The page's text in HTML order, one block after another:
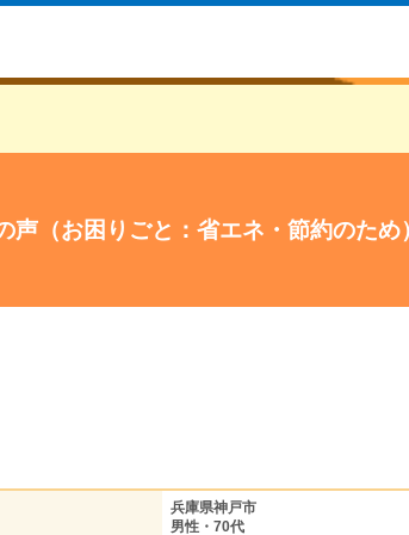
声（お困りごと：省エネ・節約のため
兵庫県神戸市
男性・70代